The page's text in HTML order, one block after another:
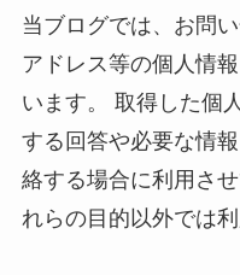
当ブログでは、お問
アドレス等の個人情
います。 取得した個
する回答や必要な情
絡する場合に利用さ
れらの目的以外では利